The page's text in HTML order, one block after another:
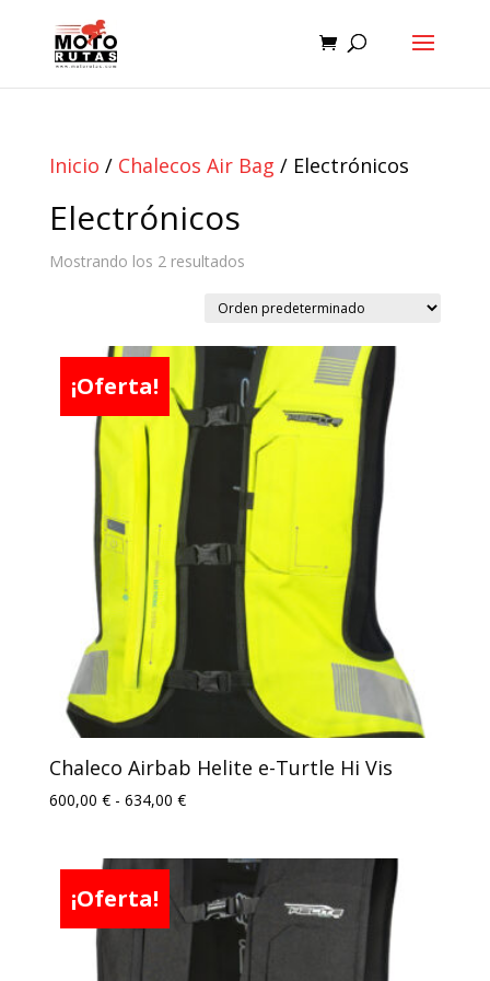
Inicio / Chalecos Air Bag / Electrónicos
Electrónicos
Mostrando los 2 resultados
¡Oferta!
Chaleco Airbab Helite e-Turtle Hi Vis
600,00 € - 634,00 €Rango
600,00 €
hasta
634,00 €
¡Oferta!